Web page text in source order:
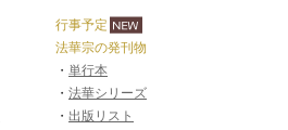
行事予定
法華宗の発刊物
・ 単行本
・ 法華シリーズ
・ 出版リスト